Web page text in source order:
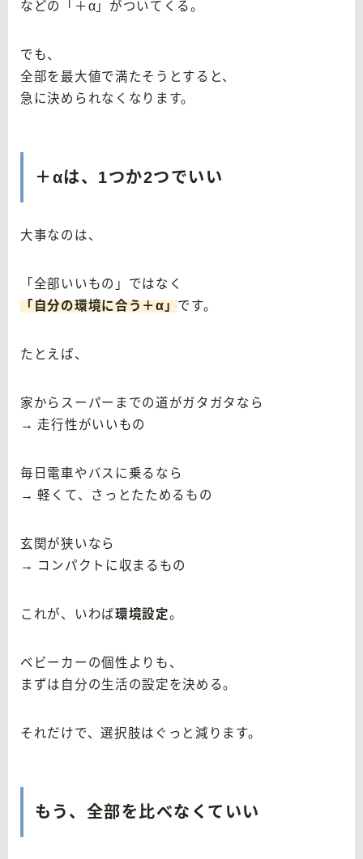
などの「＋α」がついてくる。
でも、
全部を最大値で満たそうとすると、
急に決められなくなります。
＋αは、1つか2つでいい
大事なのは、
「全部いいもの」ではなく
「自分の環境に合う＋α」 です。
たとえば、
家からスーパーまでの道がガタガタなら
→ 走行性がいいもの
毎日電車やバスに乗るなら
→ 軽くて、さっとたためるもの
玄関が狭いなら
→ コンパクトに収まるもの
これが、いわば環境設定。
ベビーカーの個性よりも、
まずは自分の生活の設定を決める。
それだけで、選択肢はぐっと減ります。
もう、全部を比べなくていい